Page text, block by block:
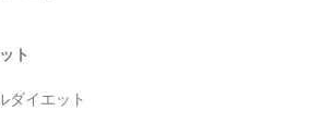
ト
ダイエット